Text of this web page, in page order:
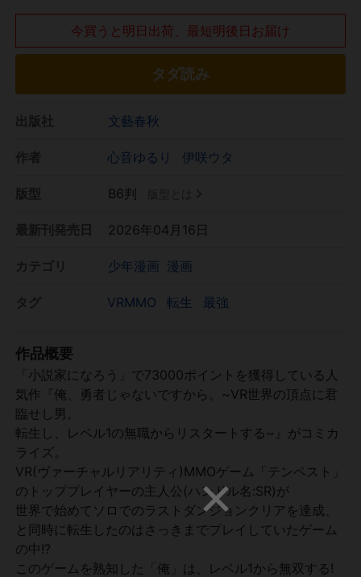
今買うと明日出荷、最短明後日お届け
タダ読み
文藝春秋
心音ゆるり 伊咲ウタ
B6判
2026年04月16日
少年漫画 漫画
VRMMO 転生 最強
作品概要
「小説家になろう」で73000ポイントを獲得している人
気作『俺、勇者じゃないですから。~VR世界の頂点に君
臨せし男。
転生し、レベル1の無職からリスタートする~』がコミカ
ライズ。
VR(ヴァーチャルリアリティ)MMOゲーム「テンペスト」
のトッププレイヤーの主人公(ハンドル名:SR)が
世界で始めてソロでのラストダンジョンクリアを達成、
と同時に転生したのはさっきまでプレイしていたゲーム
の中!?
このゲームを熟知した「俺」は、レベル1から無双する!